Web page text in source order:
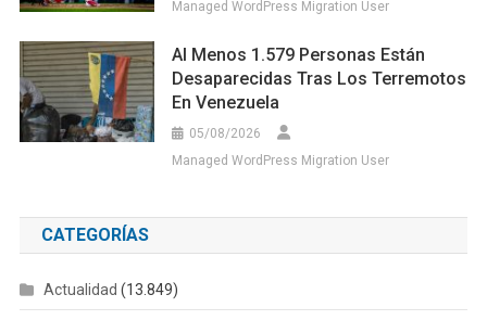
Managed WordPress Migration User
Al Menos 1.579 Personas Están
Desaparecidas Tras Los Terremotos
En Venezuela
05/08/2026
Managed WordPress Migration User
CATEGORÍAS
Actualidad (13.849)